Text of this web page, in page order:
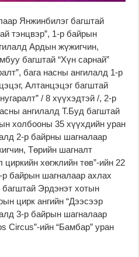
Янжинбилэг багштай
тэнцвэр”, 1-р байрын
Ардын жүжигчин,
багштай “Хүн сарнай”
бага насны ангилалд 1-р
Алтанцэцэг багштай
/ 8 хүүхэдтэй /, 2-р
ангилалд Т.Буд багштай
холбооны 35 хүүхдийн уран
2-р байрны шагналаар
Төрийн шагналт
хөгжлийн төв”-ийн 22
р байрын шагналаар ахлах
Эрдэнэт хотын
цирк ангийн “Дээсээр
3-р байрын шагналаар
Circus”-ийн “Бамбар” уран